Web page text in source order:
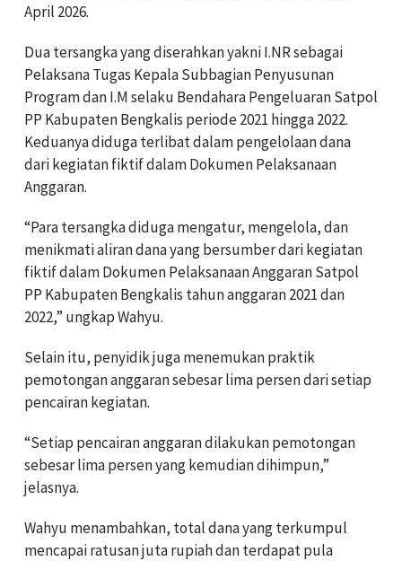
April 2026.
Dua tersangka yang diserahkan yakni I.NR sebagai
Pelaksana Tugas Kepala Subbagian Penyusunan
Program dan I.M selaku Bendahara Pengeluaran Satpol
PP Kabupaten Bengkalis periode 2021 hingga 2022.
Keduanya diduga terlibat dalam pengelolaan dana
dari kegiatan fiktif dalam Dokumen Pelaksanaan
Anggaran.
“Para tersangka diduga mengatur, mengelola, dan
menikmati aliran dana yang bersumber dari kegiatan
fiktif dalam Dokumen Pelaksanaan Anggaran Satpol
PP Kabupaten Bengkalis tahun anggaran 2021 dan
2022,” ungkap Wahyu.
Selain itu, penyidik juga menemukan praktik
pemotongan anggaran sebesar lima persen dari setiap
pencairan kegiatan.
“Setiap pencairan anggaran dilakukan pemotongan
sebesar lima persen yang kemudian dihimpun,”
jelasnya.
Wahyu menambahkan, total dana yang terkumpul
mencapai ratusan juta rupiah dan terdapat pula